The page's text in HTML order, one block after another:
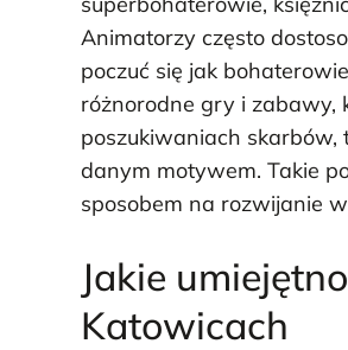
Animatorzy często
poczuć się jak
różnorodne gry i zabawy,
poszukiwaniach skarbów,
danym motywem. Takie
sposobem na rozwijanie
Jakie
Katowicach